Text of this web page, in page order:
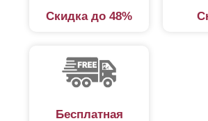
Скидка до 48%
Бесплатная